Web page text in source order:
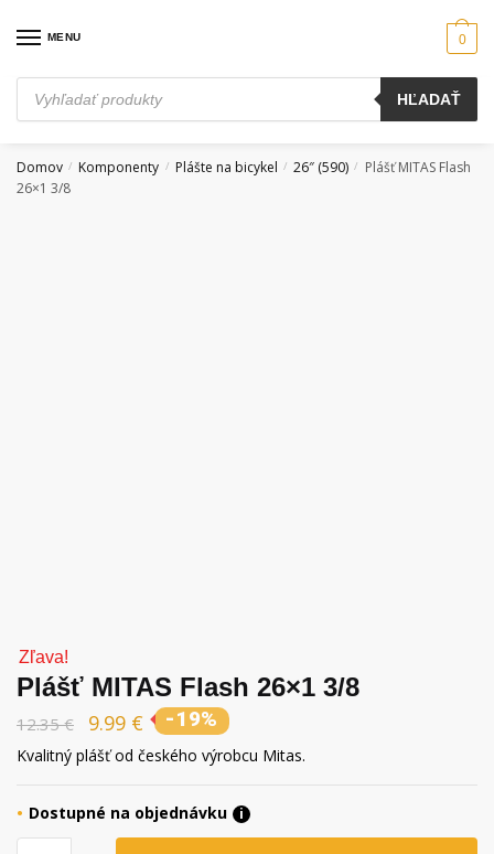
MENU
Products
search
HĽADAŤ
0
Domov / Komponenty / Plášte na bicykel / 26″ (590) /
Plášť MITAS Flash
26×1 3/8
Zľava!
Plášť MITAS Flash 26×1 3/8
12.35€ 9.99 € -19%
Kvalitný plášť od českého výrobcu Mitas.
Dostupné na objednávku
i